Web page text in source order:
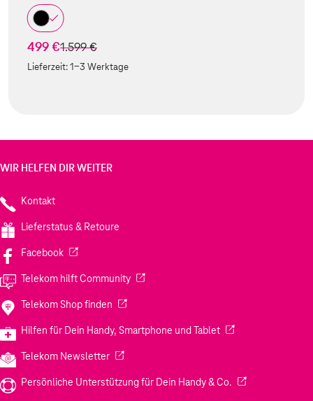
499 €statt
1.599 €
Lieferzeit:1-3 Werktage
WIR HELFEN DIR WEITER
Kontakt
Lieferstatus & Retoure
Facebook(Wird in einem neuen Tab geöffnet)
Telekom hilft Community(Wird in einem neuen Tab geöffnet)
Telekom Shop finden (Wird in einem neuen Tab geöffnet)
Hilfen für Dein Handy, Smartphone und Tablet(Wird in einem
Telekom Newsletter(Wird in einem neuen Tab geöffnet)
Persönliche Unterstützung für Dein Handy & Co. (Wird in einem